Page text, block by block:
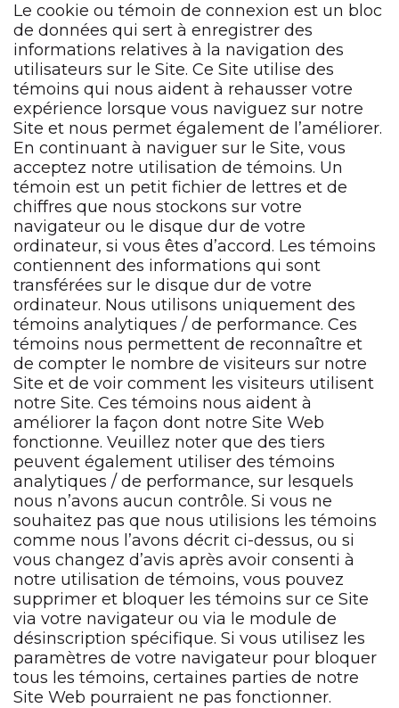
Le cookie ou témoin de connexion est un bloc
de données qui sert à enregistrer des
informations relatives à la navigation des
utilisateurs sur le Site. Ce Site utilise des
témoins qui nous aident à rehausser votre
expérience lorsque vous naviguez sur notre
Site et nous permet également de l’améliorer.
En continuant à naviguer sur le Site, vous
acceptez notre utilisation de témoins. Un
témoin est un petit fichier de lettres et de
chiffres que nous stockons sur votre
navigateur ou le disque dur de votre
ordinateur, si vous êtes d’accord. Les témoins
contiennent des informations qui sont
transférées sur le disque dur de votre
ordinateur. Nous utilisons uniquement des
témoins analytiques / de performance. Ces
témoins nous permettent de reconnaître et
de compter le nombre de visiteurs sur notre
Site et de voir comment les visiteurs utilisent
notre Site. Ces témoins nous aident à
améliorer la façon dont notre Site Web
fonctionne. Veuillez noter que des tiers
peuvent également utiliser des témoins
analytiques / de performance, sur lesquels
nous n’avons aucun contrôle. Si vous ne
souhaitez pas que nous utilisions les témoins
comme nous l’avons décrit ci-dessus, ou si
vous changez d’avis après avoir consenti à
notre utilisation de témoins, vous pouvez
supprimer et bloquer les témoins sur ce Site
via votre navigateur ou via le module de
désinscription spécifique. Si vous utilisez les
paramètres de votre navigateur pour bloquer
tous les témoins, certaines parties de notre
Site Web pourraient ne pas fonctionner.